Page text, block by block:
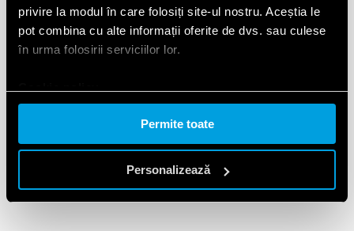
privire la modul în care folosiți site-ul nostru. Aceștia le
pot combina cu alte informații oferite de dvs. sau culese
în urma folosirii serviciilor lor.
Permite toate
Personalizează